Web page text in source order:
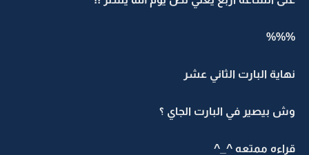
%%%
نهاية البارت الثاني عشر
وش بيصير في البارت الجاي ؟
قراءه ممتعه ^_^